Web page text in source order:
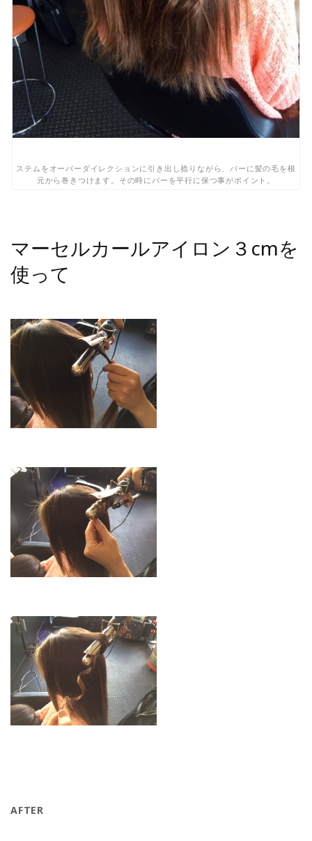
ステムをオーバーダイレクションに引き出し捻りながら、バーに髪の毛を根
元から巻きつけます。その時にバーを平行に保つ事がポイント。
マーセルカールアイロン３cmを
使って
AFTER